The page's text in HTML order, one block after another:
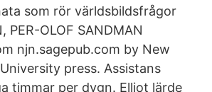
som rör världsbildsfrågor
PER-OLOF SANDMAN
njn.sagepub.com by New
press. Assistans
timmar per dygn. Elliot lärde